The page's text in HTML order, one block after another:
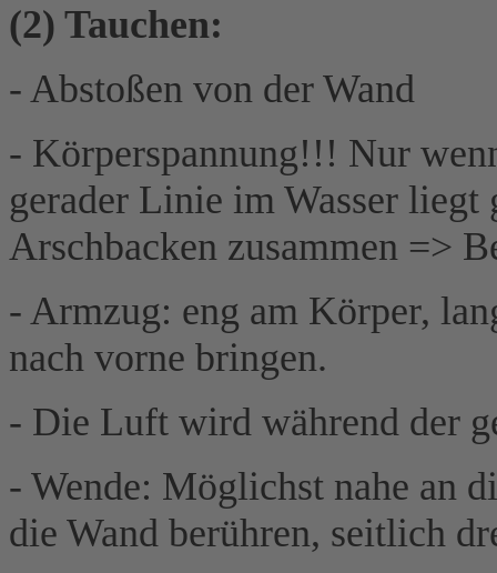
(2) Tauchen:
- Abstoßen von der Wand
- Körperspannung!!! Nur
gerader Linie im Wasser
Arschbacken zusammen =>
- Armzug: eng am Körper,
nach vorne bringen.
- Die Luft wird während der
- Wende: Möglichst nahe an
die Wand berühren, seitlich